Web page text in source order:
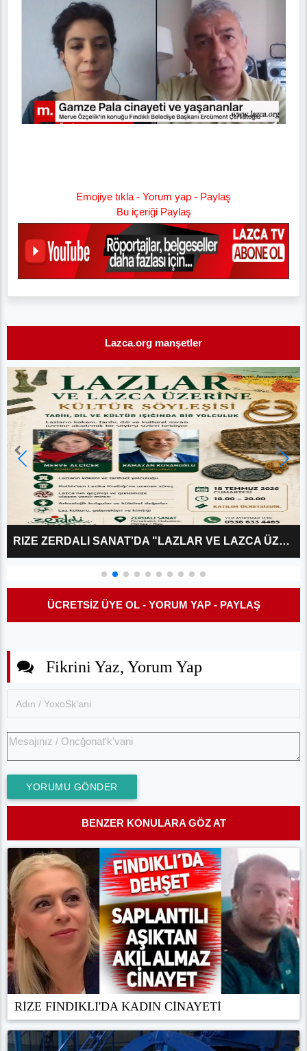
Emojiye tıkla - Yorum yap - Paylaş
Bu içeriği Paylaş
Lazca.org manşetler
RIZE ZERDALI SANAT'DA "LAZLAR VE LAZCA ÜZERINE?" KÜLTÜR SÖYLEŞISI
ÜCRETSİZ ÜYE OL - YORUM YAP - PAYLAŞ
Fikrini Yaz, Yorum Yap
YORUMU GÖNDER
BENZER KONULARA GÖZ AT
RİZE FINDIKLI'DA KADIN CİNAYETİ